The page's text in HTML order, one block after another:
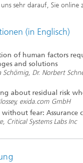
sehr darauf, Sie online
(in Englisch)
of human factors
and solutions
Schömig, Dr. Norbert
about residual risk
exida.com GmbH
fear: Assurance
Critical Systems Labs Inc